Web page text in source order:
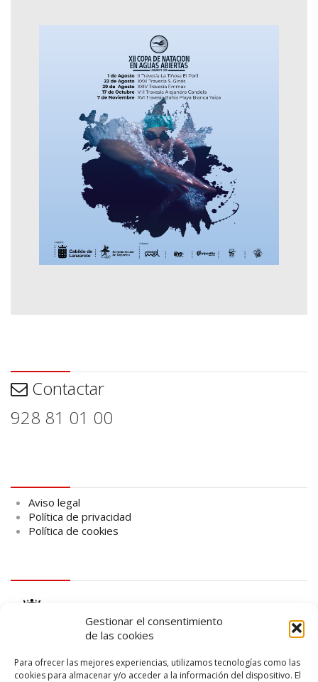
Gestionar el consentimiento
de las cookies
Para ofrecer las mejores experiencias, utilizamos tecnologías como las
cookies para almacenar y/o acceder a la información del dispositivo. El
Contactar
928 81 01 00
Aviso legal
Política de privacidad
Política de cookies